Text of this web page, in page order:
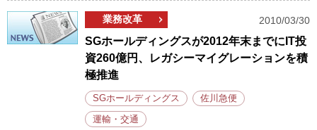
業務改革 2010/03/30
SGホールディングスが2012年末までにIT投
資260億円、レガシーマイグレーションを積
極推進
SGホールディングス 佐川急便
運輸・交通